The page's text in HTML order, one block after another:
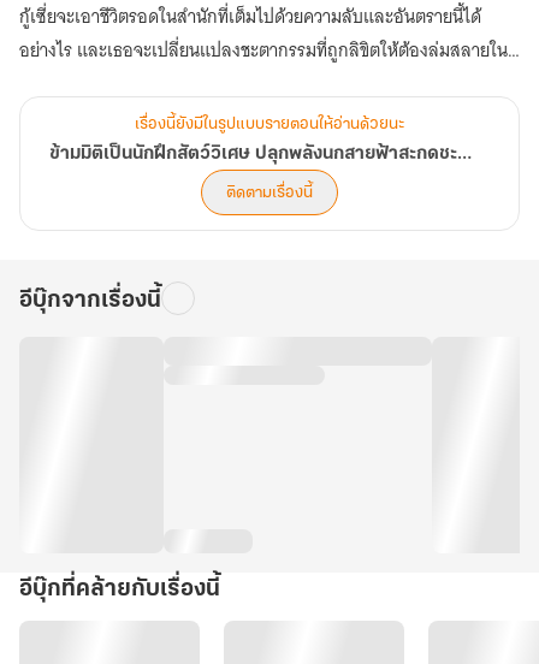
กู้เซี่ยจะเอาชีวิตรอดในสำนักที่เต็มไปด้วยความลับและอันตรายนี้ได้
อย่างไร และเธอจะเปลี่ยนแปลงชะตากรรมที่ถูกลิขิตให้ต้องล่มสลายใน
เรื่องนี้ยังมีในรูปแบบรายตอนให้อ่านด้วยนะ
ข้ามมิติเป็นนักฝึกสัตว์วิเศษ ปลุกพลังนกสายฟ้าสะกดชะตาแผ่นดิน
ติดตามเรื่องนี้
อีบุ๊กจากเรื่องนี้
อีบุ๊กที่คล้ายกับเรื่องนี้